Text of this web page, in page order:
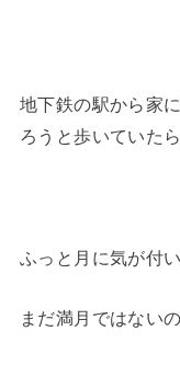
地下鉄の駅から家
ろうと歩いていたら
ふっと月に気が付い
まだ満月ではない